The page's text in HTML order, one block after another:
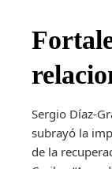
Sergio Díaz-
subrayó la
de la